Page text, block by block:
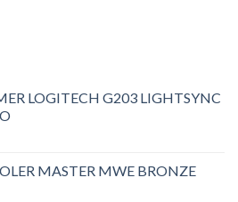
LOGITECH G203 LIGHTSYNC
MASTER MWE BRONZE